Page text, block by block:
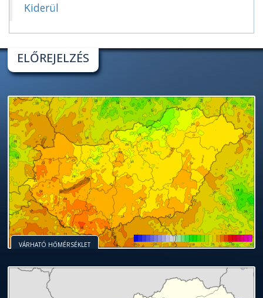
Kiderül
ELŐREJELZÉS
VÁRHATÓ HŐMÉRSÉKLET